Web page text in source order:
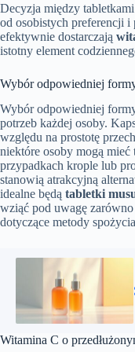
Decyzja między
od osobistych preferencji
efektywnie dostarczają
istotny element
Wybór odpowiedniej
Wybór odpowiedniej
potrzeb każdej osoby.
względu na prostotę
niektóre osoby mogą
przypadkach krople lub
stanowią atrakcyjną
idealne będą tabletki
wziąć pod uwagę
dotyczące metody
Witamina C o